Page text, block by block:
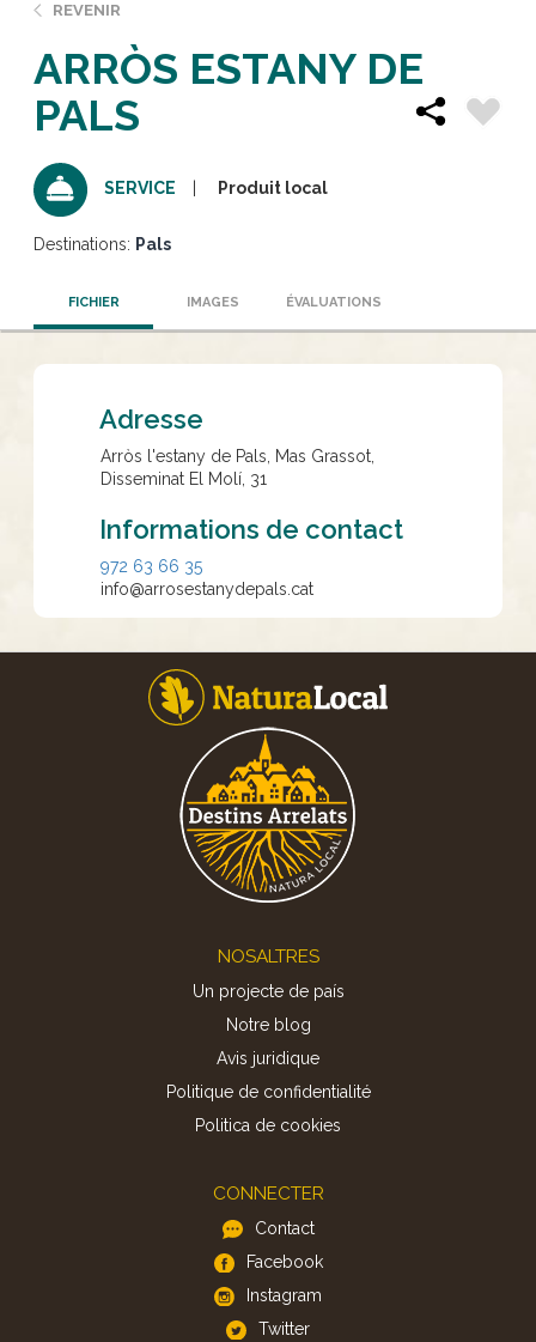
REVENIR
ARRÒS ESTANY DE
PALS
SERVICE Produit local
Destinations: Pals
FICHIER IMAGES ÉVALUATIONS
Adresse
Arròs l'estany de Pals, Mas Grassot,
Disseminat El Molí, 31
Informations de contact
972 63 66 35
info@arrosestanydepals.cat
NOSALTRES
Un projecte de país
Notre blog
Avis juridique
Politique de confidentialité
Politica de cookies
CONNECTER
Contact
Facebook
Instagram
Twitter